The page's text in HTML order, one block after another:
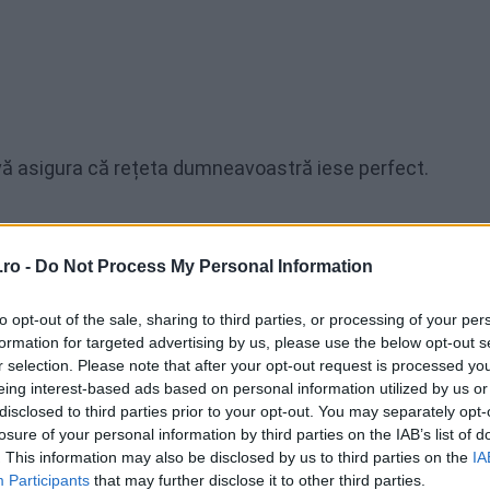
- Do Not Process My Personal Information
opt-out of the sale, sharing to third parties, or processing of your
for targeted advertising by us, please use the below opt-out
selection. Please note that after your opt-out request is processed
interest-based ads based on personal information utilized by us
to third parties prior to your opt-out. You may separately
of your personal information by third parties on the IAB’s list of
This information may also be disclosed by us to third parties on the
Participants that may further disclose it to other third parties.
asigura că rețeta dumneavoastră iese perfect.
în bucăți mici, cu multe margini plate pentru a se
de faptul că la cuptor, caramelizarea oferă acea
care sunt lipite între ele.
puțin spațiu în tavă. În caz contrar, buchețelele se vor